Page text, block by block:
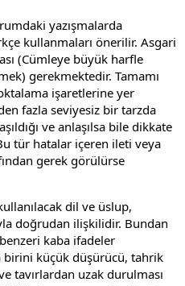
yazışmalarda
kullanmaları önerilir. Asgari
(Cümleye büyük harfle
gerekmektedir. Tamamı
işaretlerine yer
fazla seviyesiz bir tarzda
ve anlaşılsa bile dikkate
tür hatalar içeren ileti veya
gerek görülürse
dil ve üslup,
doğrudan ilişkilidir. Bundan
kaba ifadeler
birini küçük düşürücü, tahrik
tavırlardan uzak durulması